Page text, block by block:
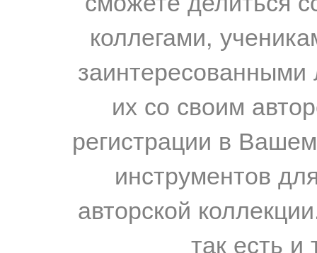
коллегами,
их со своим
регистрации в
инструментов
авторской
так есть и